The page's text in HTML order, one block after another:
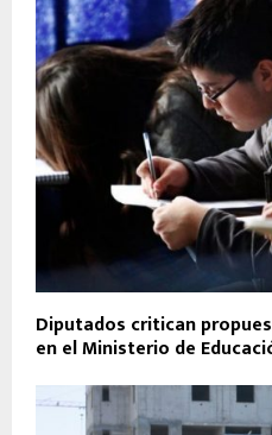
Diputados critican
en el Ministerio de